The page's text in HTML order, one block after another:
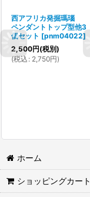
西アフリカ発掘瑪瑙
ペンダントトップ型他3
個セット [pnm04022]
2,500円(税別)
(税込 : 2,750円)
ホーム
ショッピングカート